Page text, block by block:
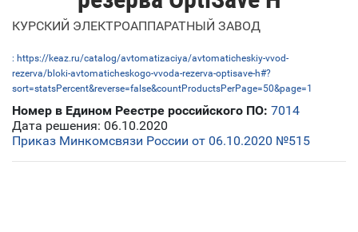
КУРСКИЙ ЭЛЕКТРОАППАРАТНЫЙ ЗАВОД
: https://keaz.ru/catalog/avtomatizaciya/avtomaticheskiy-vvod-
rezerva/bloki-avtomaticheskogo-vvoda-rezerva-optisave-h#?
sort=statsPercent&reverse=false&countProductsPerPage=50&page=1
Номер в Едином Реестре российского ПО: 7014
Дата решения: 06.10.2020
Приказ Минкомсвязи России от 06.10.2020 №515